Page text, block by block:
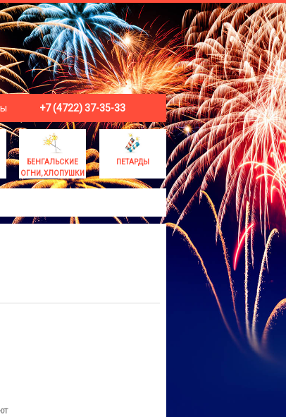
+7 (4722) 37-35-33
БЕНГАЛЬСКИЕ
ОГНИ, ХЛОПУШКИ
ПЕТАРДЫ